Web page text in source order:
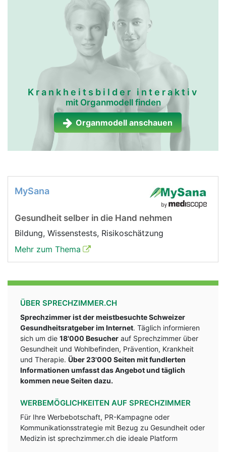
lymphgefässe
mann
Krankheitsbilder interaktiv
mit Organmodell finden
Organmodell anschauen
MySana
Gesundheit selber in die Hand nehmen
Bildung, Wissenstests, Risikoschätzung
Mehr zum Thema
ÜBER SPRECHZIMMER.CH
Sprechzimmer ist der meistbesuchte Schweizer
Gesundheitsratgeber im Internet. Täglich informieren
sich um die 18'000 Besucher auf Sprechzimmer über
Gesundheit und Wohlbefinden, Prävention, Krankheit
und Therapie. Über 23'000 Seiten mit fundlerten
Informationen umfasst das Angebot und täglich
kommen neue Seiten dazu.
WERBEMÖGLICHKEITEN AUF SPRECHZIMMER
Für Ihre Werbebotschaft, PR-Kampagne oder
Kommunikationsstrategie mit Bezug zu Gesundheit oder
Medizin ist sprechzimmer.ch die ideale Platform